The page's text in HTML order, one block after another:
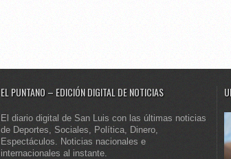
EL PUNTANO – EDICIÓN DIGITAL DE NOTICIAS
El diario digital de San Luis con las últimas noticias
de Deportes, Sociales, Política, Dinero,
Espectáculos. Noticias nacionales e
internacionales al instante.